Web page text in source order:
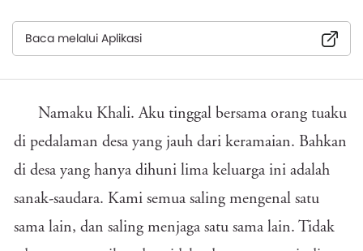
Baca melalui Aplikasi
Namaku Khali. Aku tinggal bersama orang tuaku
di pedalaman desa yang jauh dari keramaian. Bahkan
di desa yang hanya dihuni lima keluarga ini adalah
sanak-saudara. Kami semua saling mengenal satu
sama lain, dan saling menjaga satu sama lain. Tidak